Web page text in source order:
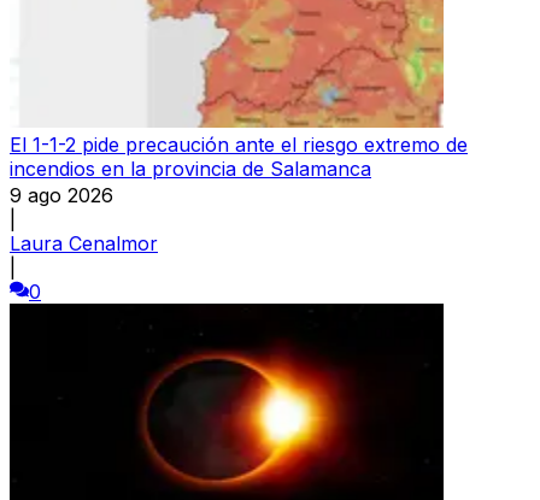
El 1-1-2 pide precaución ante el riesgo extremo de
incendios en la provincia de Salamanca
9 ago 2026
Laura Cenalmor
0